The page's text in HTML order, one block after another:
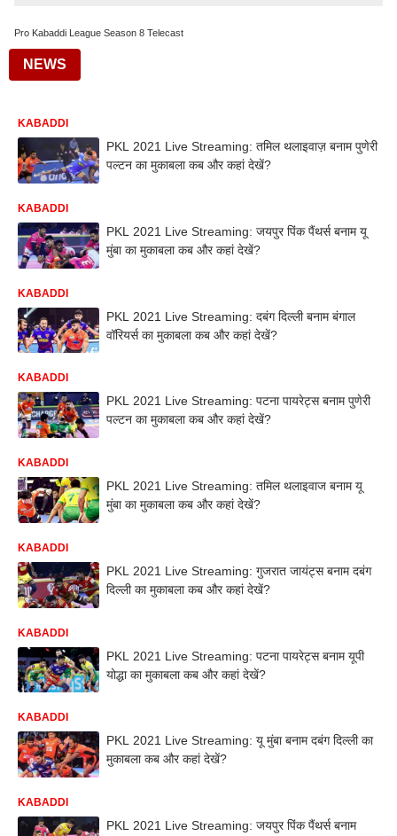
Pro Kabaddi League Season 8 Telecast
NEWS
KABADDI
PKL 2021 Live Streaming: तमिल थलाइवाज़ बनाम पुणेरी
पल्टन का मुकाबला कब और कहां देखें?
KABADDI
PKL 2021 Live Streaming: जयपुर पिंक पैंथर्स बनाम यू
मुंबा का मुकाबला कब और कहां देखें?
KABADDI
PKL 2021 Live Streaming: दबंग दिल्ली बनाम बंगाल
वॉरियर्स का मुकाबला कब और कहां देखें?
KABADDI
PKL 2021 Live Streaming: पटना पायरेट्स बनाम पुणेरी
पल्टन का मुकाबला कब और कहां देखें?
KABADDI
PKL 2021 Live Streaming: तमिल थलाइवाज बनाम यू
मुंबा का मुकाबला कब और कहां देखें?
KABADDI
PKL 2021 Live Streaming: गुजरात जायंट्स बनाम दबंग
दिल्ली का मुकाबला कब और कहां देखें?
KABADDI
PKL 2021 Live Streaming: पटना पायरेट्स बनाम यूपी
योद्धा का मुकाबला कब और कहां देखें?
KABADDI
PKL 2021 Live Streaming: यू मुंबा बनाम दबंग दिल्ली का
मुकाबला कब और कहां देखें?
KABADDI
PKL 2021 Live Streaming: जयपुर पिंक पैंथर्स बनाम